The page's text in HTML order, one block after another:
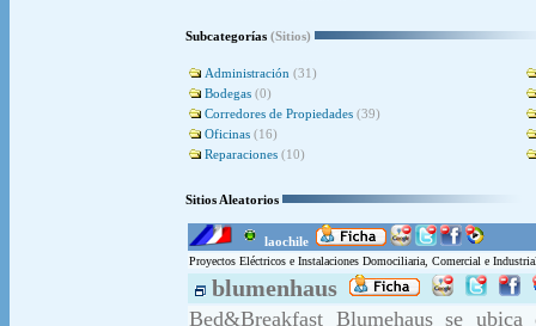
Subcategorías (Sitios)
Administración (31)
Bodegas (0)
Corredores de Propiedades (39)
Oficinas (16)
Reparaciones (10)
Sitios Aleatorios
laochile
Proyectos Eléctricos e Instalaciones Domociliaria, Comercial e
blumenhaus
Bed&Breakfast Blumehaus se